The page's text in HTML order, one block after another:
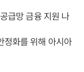
급망 금융 지원 나
정화를 위해 아시아